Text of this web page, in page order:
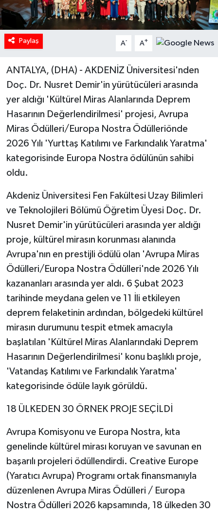
Paylaş A- A+
ANTALYA, (DHA) - AKDENİZ Üniversitesi'nden
Doç. Dr. Nusret Demir'in yürütücüleri arasında
yer aldığı 'Kültürel Miras Alanlarında Deprem
Hasarının Değerlendirilmesi' projesi, Avrupa
Miras Ödülleri/Europa Nostra Ödülleriönde
2026 Yılı 'Yurttaş Katılımı ve Farkındalık Yaratma'
kategorisinde Europa Nostra ödülünün sahibi
oldu.
Akdeniz Üniversitesi Fen Fakültesi Uzay Bilimleri
ve Teknolojileri Bölümü Öğretim Üyesi Doç. Dr.
Nusret Demir'in yürütücüleri arasında yer aldığı
proje, kültürel mirasın korunması alanında
Avrupa'nın en prestijli ödülü olan 'Avrupa Miras
Ödülleri/Europa Nostra Ödülleri'nde 2026 Yılı
kazananları arasında yer aldı. 6 Şubat 2023
tarihinde meydana gelen ve 11 İli etkileyen
deprem felaketinin ardından, bölgedeki kültürel
mirasın durumunu tespit etmek amacıyla
başlatılan 'Kültürel Miras Alanlarındaki Deprem
Hasarının Değerlendirilmesi' konu başlıklı proje,
'Vatandaş Katılımı ve Farkındalık Yaratma'
kategorisinde ödüle layık görüldü.
18 ÜLKEDEN 30 ÖRNEK PROJE SEÇİLDİ
Avrupa Komisyonu ve Europa Nostra, kıta
genelinde kültürel mirası koruyan ve savunan en
başarılı projeleri ödüllendirdi. Creative Europe
(Yaratıcı Avrupa) Programı ortak finansmanıyla
düzenlenen Avrupa Miras Ödülleri / Europa
Nostra Ödülleri 2026 kapsamında, 18 ülkeden 30